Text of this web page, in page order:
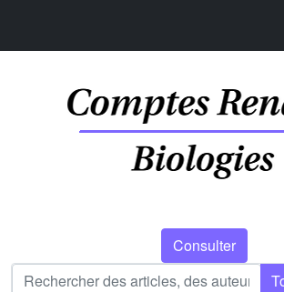
Consulter